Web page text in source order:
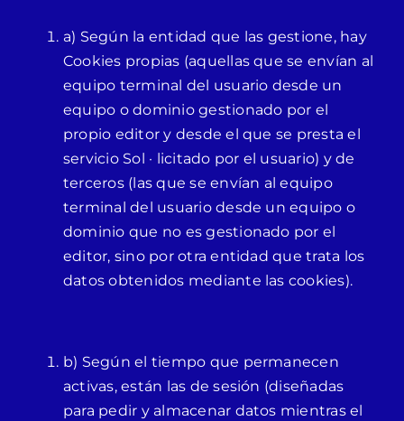
a) Según la entidad que las gestione, hay
Cookies propias (aquellas que se envían al
equipo terminal del usuario desde un
equipo o dominio gestionado por el
propio editor y desde el que se presta el
servicio Sol · licitado por el usuario) y de
terceros (las que se envían al equipo
terminal del usuario desde un equipo o
dominio que no es gestionado por el
editor, sino por otra entidad que trata los
datos obtenidos mediante las cookies).
b) Según el tiempo que permanecen
activas, están las de sesión (diseñadas
para pedir y almacenar datos mientras el